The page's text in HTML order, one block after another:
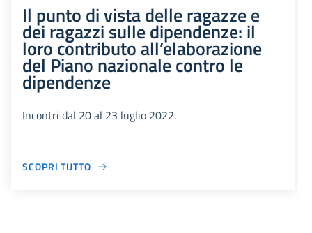
Il punto di vista delle ragazze e
dei ragazzi sulle dipendenze: il
loro contributo all’elaborazione
del Piano nazionale contro le
dipendenze
Incontri dal 20 al 23 luglio 2022.
SCOPRI TUTTO